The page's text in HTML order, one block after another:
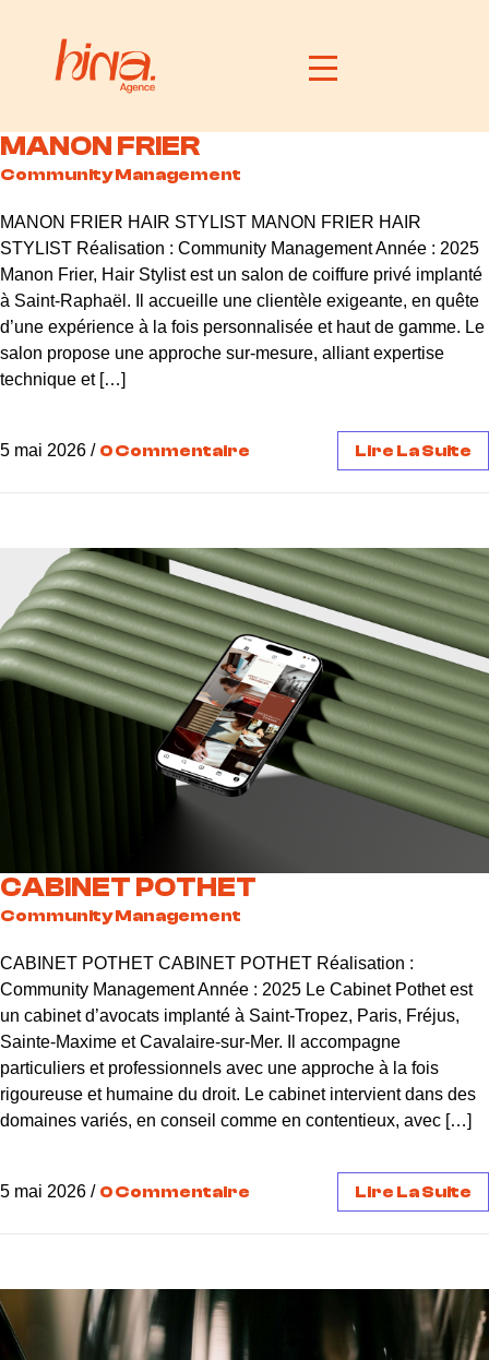
MANON FRIER
Community Management
MANON FRIER HAIR STYLIST MANON FRIER HAIR
STYLIST Réalisation : Community Management Année : 2025
Manon Frier, Hair Stylist est un salon de coiffure privé implanté
à Saint-Raphaël. Il accueille une clientèle exigeante, en quête
d’une expérience à la fois personnalisée et haut de gamme. Le
salon propose une approche sur-mesure, alliant expertise
technique et […]
5 mai 2026 / 0 Commentaire Lire La Suite
CABINET POTHET
Community Management
CABINET POTHET CABINET POTHET Réalisation :
Community Management Année : 2025 Le Cabinet Pothet est
un cabinet d’avocats implanté à Saint-Tropez, Paris, Fréjus,
Sainte-Maxime et Cavalaire-sur-Mer. Il accompagne
particuliers et professionnels avec une approche à la fois
rigoureuse et humaine du droit. Le cabinet intervient dans des
domaines variés, en conseil comme en contentieux, avec […]
5 mai 2026 / 0 Commentaire Lire La Suite